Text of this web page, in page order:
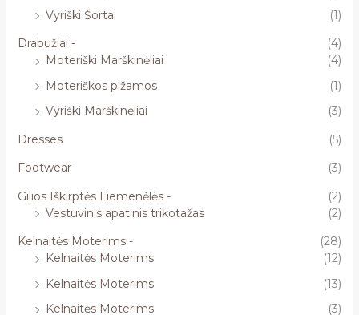
Vyriški Šortai
(1)
Drabužiai -
(4)
Moteriški Marškinėliai
(4)
Moteriškos pižamos
(1)
Vyriški Marškinėliai
(3)
Dresses
(5)
Footwear
(3)
Gilios Iškirptės Liemenėlės -
(2)
Vestuvinis apatinis trikotažas
(2)
Kelnaitės Moterims -
(28)
Kelnaitės Moterims
(12)
Kelnaitės Moterims
(13)
Kelnaitės Moterims
(3)